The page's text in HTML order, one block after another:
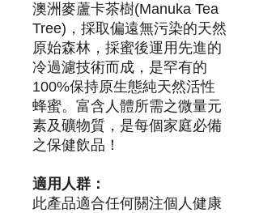
澳洲麥蘆卡茶樹(Manuka Tea
Tree)，採取偏遠無污染的天然
原始森林，採蜜後運用先進的
冷過濾技術而成，是罕有的
100%保持原生態純天然活性
蜂蜜。富含人體所需之微量元
素及礦物質，是每個家庭必備
之保健飲品！
適用人群：
此產品適合任何關注個人健康